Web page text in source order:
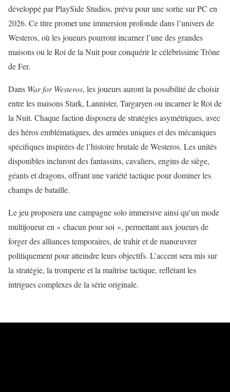
développé par PlaySide Studios, prévu pour une sortie sur PC en
2026. Ce titre promet une immersion profonde dans l’univers de
Westeros, où les joueurs pourront incarner l’une des grandes
maisons ou le Roi de la Nuit pour conquérir le célébrissime Trône
de Fer.
Dans War for Westeros, les joueurs auront la possibilité de choisir
entre les maisons Stark, Lannister, Targaryen ou incarner le Roi de
la Nuit. Chaque faction disposera de stratégies asymétriques, avec
des héros emblématiques, des armées uniques et des mécaniques
spécifiques inspirées de l’histoire brutale de Westeros. Les unités
disponibles incluront des fantassins, cavaliers, engins de siège,
géants et dragons, offrant une variété tactique pour dominer les
champs de bataille.
Le jeu proposera une campagne solo immersive ainsi qu’un mode
multijoueur en « chacun pour soi », permettant aux joueurs de
forger des alliances temporaires, de trahir et de manœuvrer
politiquement pour atteindre leurs objectifs. L’accent sera mis sur
la stratégie, la tromperie et la maîtrise tactique, reflétant les
intrigues complexes de la série originale.